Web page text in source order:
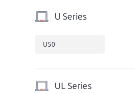
U Series
U50
UL Series